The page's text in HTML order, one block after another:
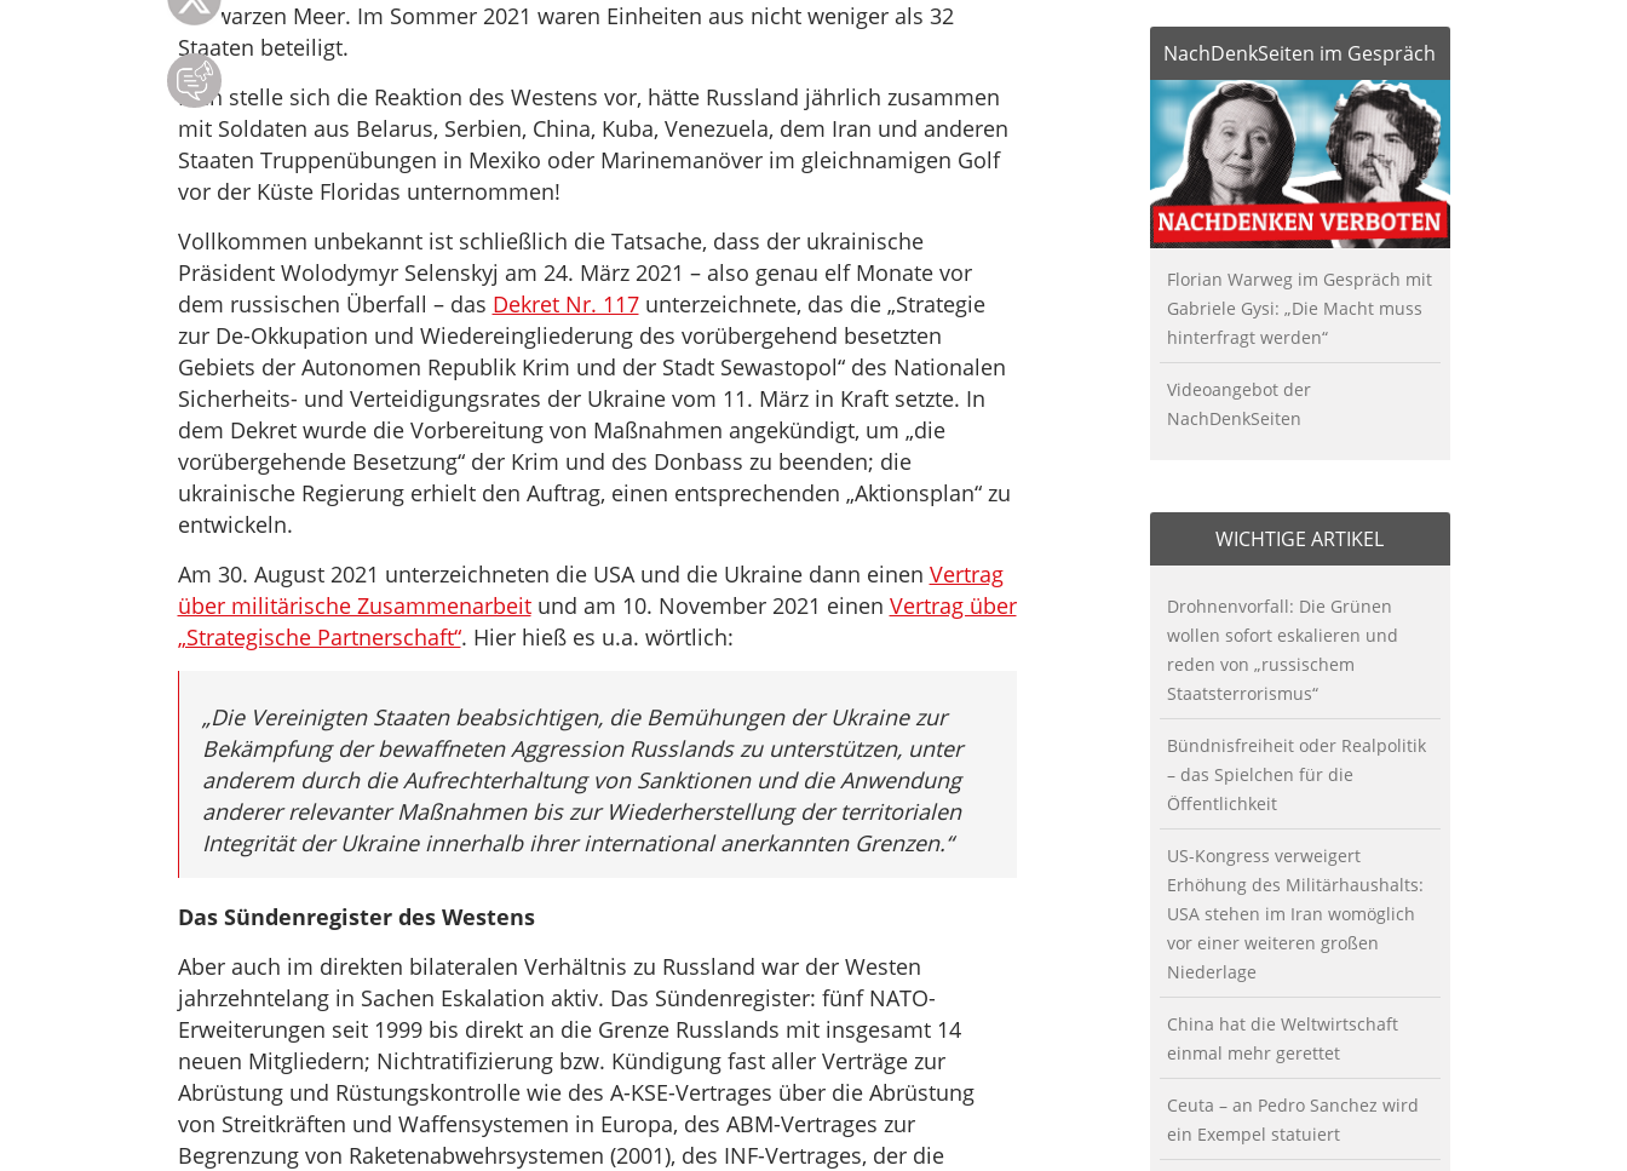
Schwarzen Meer. Im Sommer 2021 waren Einheiten aus nicht weniger als 32
Staaten beteiligt.
Man stelle sich die Reaktion des Westens vor, hätte Russland jährlich zusammen
mit Soldaten aus Belarus, Serbien, China, Kuba, Venezuela, dem Iran und anderen
Staaten Truppenübungen in Mexiko oder Marinemanöver im gleichnamigen Golf
vor der Küste Floridas unternommen!
Vollkommen unbekannt ist schließlich die Tatsache, dass der ukrainische
Präsident Wolodymyr Selenskyj am 24. März 2021 – also genau elf Monate vor
dem russischen Überfall – das Dekret Nr. 117unterzeichnete, das die „Strategie
zur De-Okkupation und Wiedereingliederung des vorübergehend besetzten
Gebiets der Autonomen Republik Krim und der Stadt Sewastopol“ des Nationalen
Sicherheits- und Verteidigungsrates der Ukraine vom 11. März in Kraft setzte. In
dem Dekret wurde die Vorbereitung von Maßnahmen angekündigt, um „die
vorübergehende Besetzung“ der Krim und des Donbass zu beenden; die
ukrainische Regierung erhielt den Auftrag, einen entsprechenden „Aktionsplan“ zu
entwickeln.
Am 30. August 2021 unterzeichneten die USA und die Ukraine dann einen Vertrag
über militärische Zusammenarbeitund am 10. November 2021 einen Vertrag über
„Strategische Partnerschaft“. Hier hieß es u.a. wörtlich:
„Die Vereinigten Staaten beabsichtigen, die Bemühungen der Ukraine zur
Bekämpfung der bewaffneten Aggression Russlands zu unterstützen, unter
anderem durch die Aufrechterhaltung von Sanktionen und die Anwendung
anderer relevanter Maßnahmen bis zur Wiederherstellung der territorialen
Integrität der Ukraine innerhalb ihrer international anerkannten Grenzen.“
Das Sündenregister des Westens
Aber auch im direkten bilateralen Verhältnis zu Russland war der Westen
jahrzehntelang in Sachen Eskalation aktiv. Das Sündenregister: fünf NATO-
Erweiterungen seit 1999 bis direkt an die Grenze Russlands mit insgesamt 14
neuen Mitgliedern; Nichtratifizierung bzw. Kündigung fast aller Verträge zur
Abrüstung und Rüstungskontrolle wie des A-KSE-Vertrages über die Abrüstung
von Streitkräften und Waffensystemen in Europa, des ABM-Vertrages zur
Begrenzung von Raketenabwehrsystemen (2001), des INF-Vertrages, der die
NachDenkSeiten im Gespräch
Florian Warweg im Gespräch mit
Gabriele Gysi: „Die Macht muss
hinterfragt werden“
Videoangebot der
NachDenkSeiten
WICHTIGE ARTIKEL
Drohnenvorfall: Die Grünen
wollen sofort eskalieren und
reden von „russischem
Staatsterrorismus“
Bündnisfreiheit oder Realpolitik
– das Spielchen für die
Öffentlichkeit
US-Kongress verweigert
Erhöhung des Militärhaushalts:
USA stehen im Iran womöglich
vor einer weiteren großen
Niederlage
China hat die Weltwirtschaft
einmal mehr gerettet
Ceuta – an Pedro Sanchez wird
ein Exempel statuiert